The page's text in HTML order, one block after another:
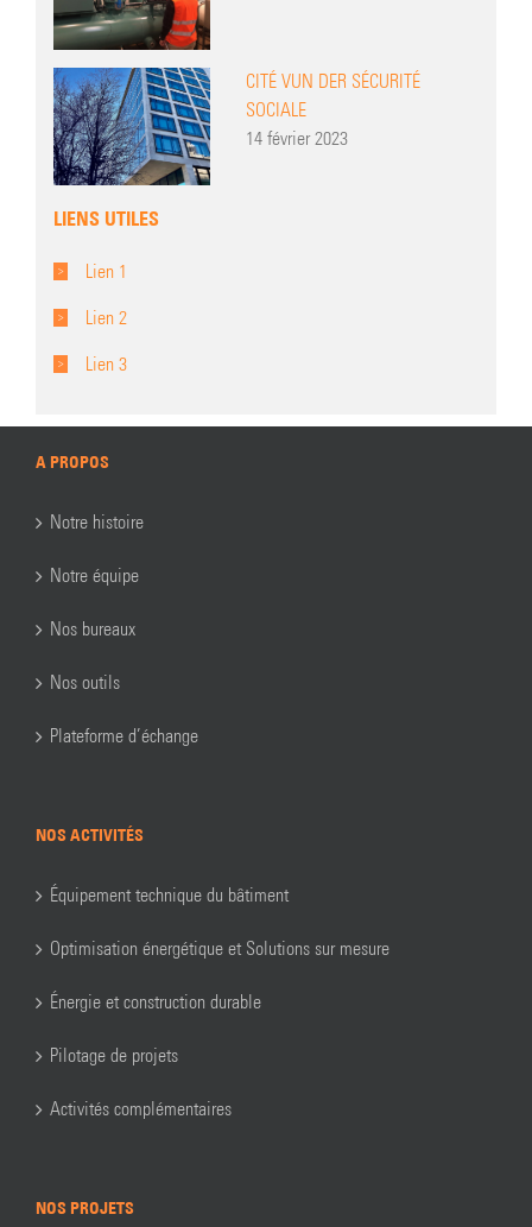
CITÉ VUN DER SÉCURITÉ
SOCIALE
14 février 2023
LIENS UTILES
Lien 1
Lien 2
Lien 3
A PROPOS
Notre histoire
Notre équipe
Nos bureaux
Nos outils
Plateforme d’échange
NOS ACTIVITÉS
Équipement technique du bâtiment
Optimisation énergétique et Solutions sur mesure
Énergie et construction durable
Pilotage de projets
Activités complémentaires
NOS PROJETS